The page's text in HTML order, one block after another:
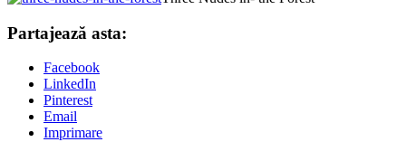
Partajează asta:
Facebook
LinkedIn
Pinterest
Email
Imprimare